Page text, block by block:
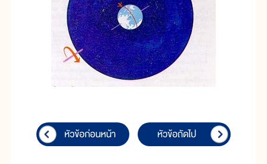
หัวข้อก่อนหน้า หัวข้อถัดไป